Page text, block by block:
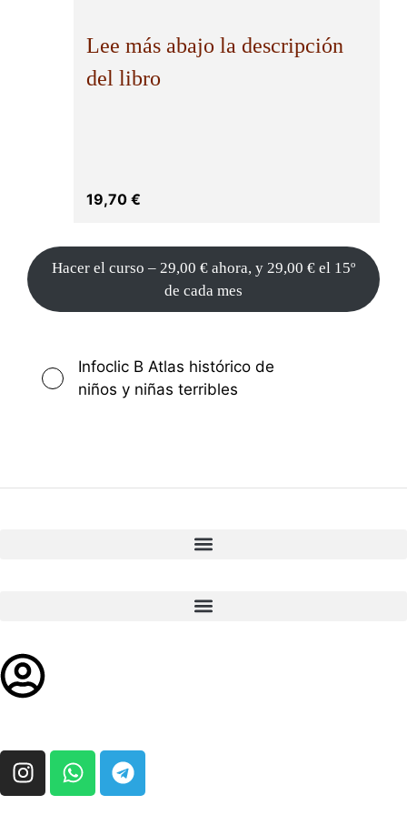
Lee más abajo la descripción
del libro
19,70 €
Hacer el curso – 29,00 € ahora, y 29,00 € el 15º
de cada mes
Infoclic B Atlas histórico de
niños y niñas terribles